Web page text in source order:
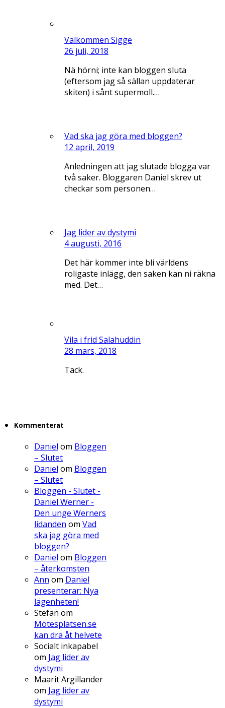
Välkommen Sigge
26 juli, 2018
Nä hörni; inte kan bloggen sluta
(eftersom jag så sällan uppdaterar
skiten) i sånt supermoll.…
Vad ska jag göra med bloggen?
12 april, 2019
Anledningen att jag slutade blogga var
två saker. Bloggaren Daniel skrev ut
checkar som personen…
Jag lider av dystymi
4 augusti, 2016
Det här kommer inte bli världens
roligaste inlägg, den saken kan ni räkna
med. Det…
Vila i frid Salahuddin
28 mars, 2018
Tack.
Kommenterat
Daniel om Bloggen
– Slutet
Daniel om Bloggen
– Slutet
Bloggen - Slutet -
Daniel Werner -
Den unge Werners
lidanden om Vad
ska jag göra med
bloggen?
Daniel om Bloggen
– återkomsten
Ann om Daniel
presenterar: Nya
lägenheten!
Stefan om
Mötesplatsen.se
kan dra åt helvete
Socialt inkapabel
om Jag lider av
dystymi
Maarit Argillander
om Jag lider av
dystymi